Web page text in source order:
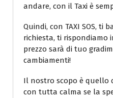
andare, con il Taxi è
Quindi, con TAXI SOS, ti
richiesta, ti rispondiamo
prezzo sarà di tuo
cambiamenti!
Il nostro scopo è quello
con tutta calma se la